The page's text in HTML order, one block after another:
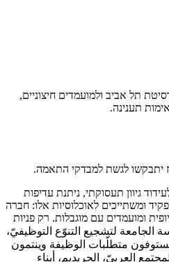
תל אביב ולמועמדים חיצוניים,
תענינה.
יתבקשו לגשת למבדקי התאמה.
גיוון תעסוקתי, ניתנת עדיפות
ומשתייכים לאוכלוסיות אלו: חברה
ומועמדים עם מוגבלות. רק פניות
الجامعة لتشجيع التنوّع التوظيفيّ،
متطلّبات الوظيفة وينتمون
العربيّ، الحريديم، أبناء